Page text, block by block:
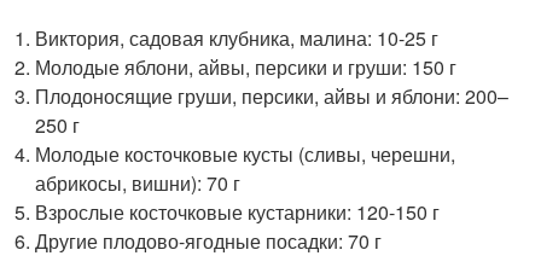
Виктория, садовая клубника, малина: 10-25 г
Молодые яблони, айвы, персики и груши: 150 г
Плодоносящие груши, персики, айвы и яблони: 200–
250 г
Молодые косточковые кусты (сливы, черешни,
абрикосы, вишни): 70 г
Взрослые косточковые кустарники: 120-150 г
Другие плодово-ягодные посадки: 70 г